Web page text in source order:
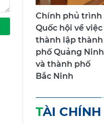
Chính phủ trình
Quốc hội về việc
thành lập thành
phố Quảng Ninh
và thành phố
Bắc Ninh
TÀI CHÍNH